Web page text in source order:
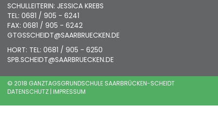
SCHULLEITERIN: JESSICA KREBS
TEL: 0681 / 905 - 6241
FAX: 0681 / 905 - 6242
GTGSSCHEIDT@SAARBRUECKEN.DE
HORT: TEL: 0681 / 905 - 6250
SPB.SCHEIDT@SAARBRUECKEN.DE
© 2018 GANZTAGSGRUNDSCHULE SAARBRÜCKEN-SCHEIDT
DATENSCHUTZ | IMPRESSUM